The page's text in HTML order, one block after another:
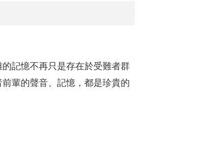
記憶不再只是存在於受難者群
輩的聲音、記憶，都是珍貴的